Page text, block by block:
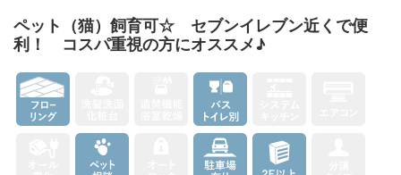
ペット（猫）飼育可☆ セブンイレブン近くで便
利！ コスパ重視の方にオススメ♪